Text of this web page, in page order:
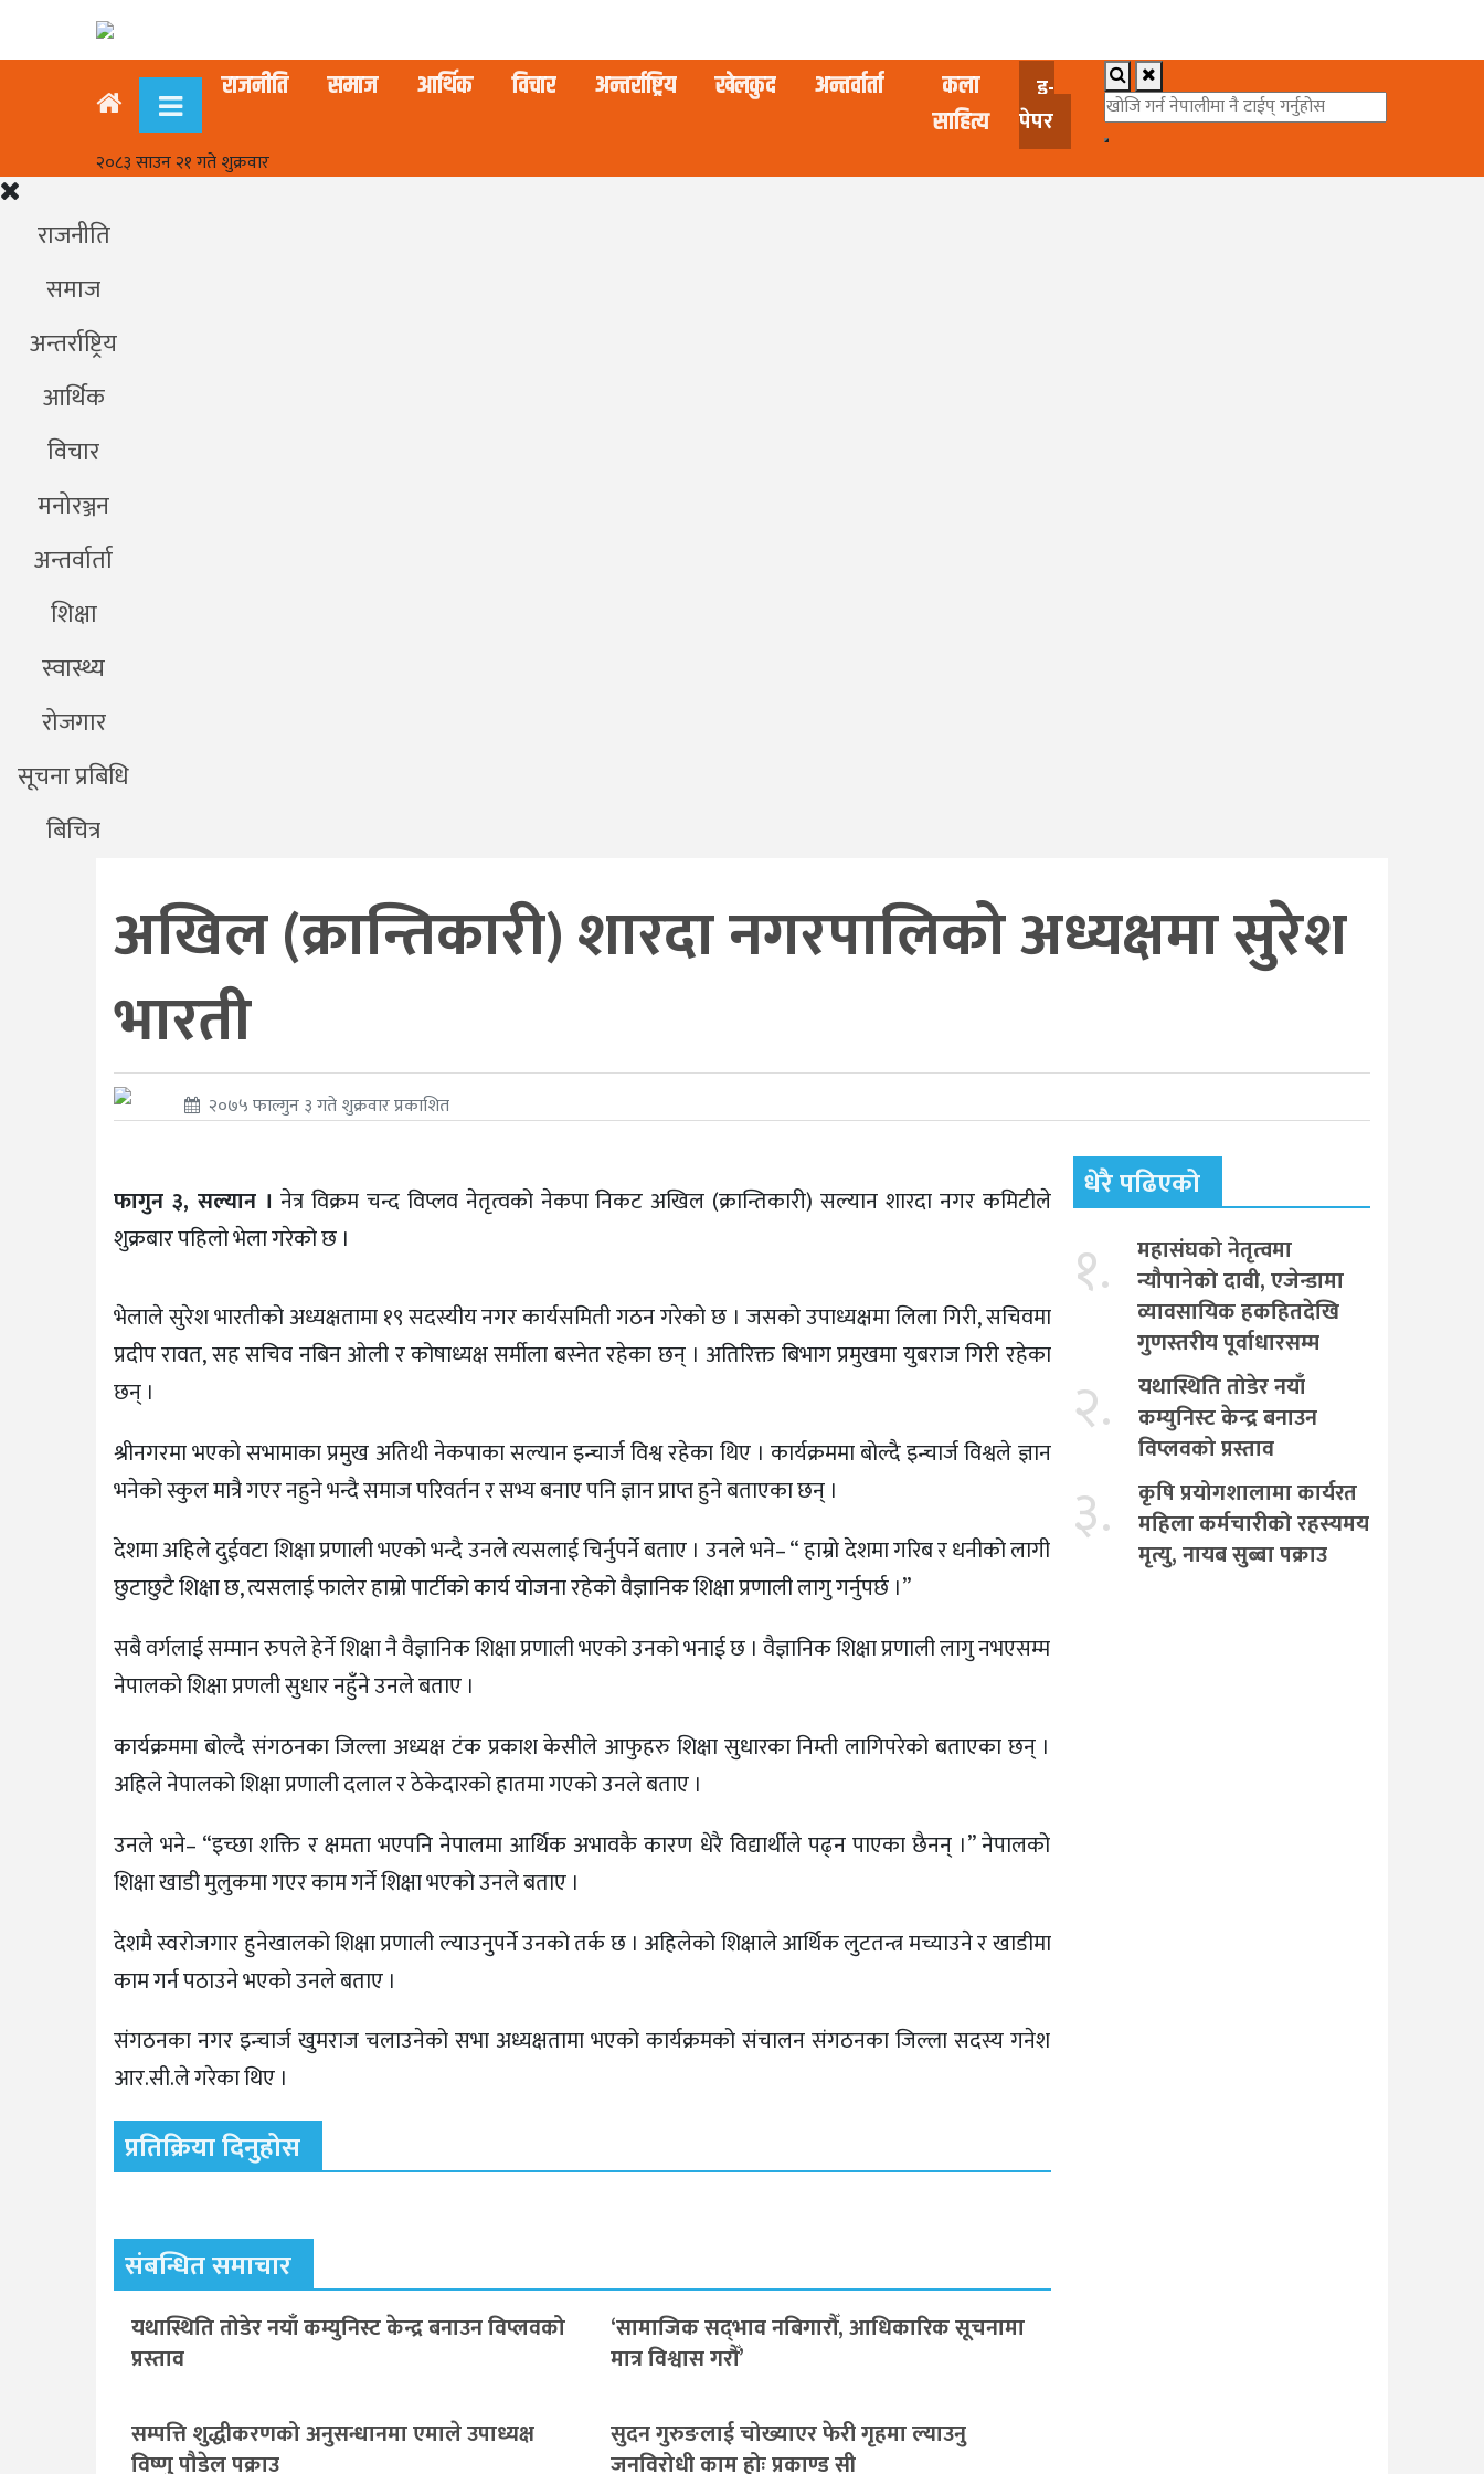
राजनीति समाज आर्थिक विचार अन्तर्राष्ट्रिय खेलकुद अन्तर्वार्ता
कला
साहित्य
इ-
पेपर
२०८३ साउन २१ गते शुक्रवार
राजनीति
समाज
अन्तर्राष्ट्रिय
आर्थिक
विचार
मनोरञ्जन
अन्तर्वार्ता
शिक्षा
स्वास्थ्य
रोजगार
सूचना प्रबिधि
बिचित्र
अखिल (क्रान्तिकारी) शारदा नगरपालिको अध्यक्षमा सुरेश
भारती
२०७५ फाल्गुन ३ गते शुक्रवार प्रकाशित
फागुन ३, सल्यान । नेत्र विक्रम चन्द विप्लव नेतृत्वको नेकपा निकट अखिल (क्रान्तिकारी) सल्यान शारदा नगर कमिटीले
शुक्रबार पहिलो भेला गरेको छ ।
भेलाले सुरेश भारतीको अध्यक्षतामा १९ सदस्यीय नगर कार्यसमिती गठन गरेको छ । जसको उपाध्यक्षमा लिला गिरी, सचिवमा
प्रदीप रावत, सह सचिव नबिन ओली र कोषाध्यक्ष सर्मीला बस्नेत रहेका छन् । अतिरिक्त बिभाग प्रमुखमा युबराज गिरी रहेका
छन् ।
श्रीनगरमा भएको सभामाका प्रमुख अतिथी नेकपाका सल्यान इन्चार्ज विश्व रहेका थिए । कार्यक्रममा बोल्दै इन्चार्ज विश्वले ज्ञान
भनेको स्कुल मात्रै गएर नहुने भन्दै समाज परिवर्तन र सभ्य बनाए पनि ज्ञान प्राप्त हुने बताएका छन् ।
देशमा अहिले दुईवटा शिक्षा प्रणाली भएको भन्दै उनले त्यसलाई चिर्नुपर्ने बताए । उनले भने– “ हाम्रो देशमा गरिब र धनीको लागी
छुटाछुटै शिक्षा छ, त्यसलाई फालेर हाम्रो पार्टीको कार्य योजना रहेको वैज्ञानिक शिक्षा प्रणाली लागु गर्नुपर्छ ।”
सबै वर्गलाई सम्मान रुपले हेर्ने शिक्षा नै वैज्ञानिक शिक्षा प्रणाली भएको उनको भनाई छ । वैज्ञानिक शिक्षा प्रणाली लागु नभएसम्म
नेपालको शिक्षा प्रणली सुधार नहुँने उनले बताए ।
कार्यक्रममा बोल्दै संगठनका जिल्ला अध्यक्ष टंक प्रकाश केसीले आफुहरु शिक्षा सुधारका निम्ती लागिपरेको बताएका छन् ।
अहिले नेपालको शिक्षा प्रणाली दलाल र ठेकेदारको हातमा गएको उनले बताए ।
उनले भने– “इच्छा शक्ति र क्षमता भएपनि नेपालमा आर्थिक अभावकै कारण धेरै विद्यार्थीले पढ्न पाएका छैनन् ।” नेपालको
शिक्षा खाडी मुलुकमा गएर काम गर्ने शिक्षा भएको उनले बताए ।
देशमै स्वरोजगार हुनेखालको शिक्षा प्रणाली ल्याउनुपर्ने उनको तर्क छ । अहिलेको शिक्षाले आर्थिक लुटतन्त्र मच्याउने र खाडीमा
काम गर्न पठाउने भएको उनले बताए ।
संगठनका नगर इन्चार्ज खुमराज चलाउनेको सभा अध्यक्षतामा भएको कार्यक्रमको संचालन संगठनका जिल्ला सदस्य गनेश
आर.सी.ले गरेका थिए ।
प्रतिक्रिया दिनुहोस
संबन्धित समाचार
यथास्थिति तोडेर नयाँ कम्युनिस्ट केन्द्र बनाउन विप्लवको
प्रस्ताव
‘सामाजिक सद्‌भाव नबिगारौँ, आधिकारिक सूचनामा
मात्र विश्वास गरौँ’
सम्पत्ति शुद्धीकरणको अनुसन्धानमा एमाले उपाध्यक्ष
विष्णु पौडेल पक्राउ
सुदन गुरुङलाई चोख्याएर फेरी गृहमा ल्याउनु
जनविरोधी काम होः प्रकाण्ड सी
धेरै पढिएको
१.
महासंघको नेतृत्वमा
न्यौपानेको दावी, एजेन्डामा
व्यावसायिक हकहितदेखि
गुणस्तरीय पूर्वाधारसम्म
२.
यथास्थिति तोडेर नयाँ
कम्युनिस्ट केन्द्र बनाउन
विप्लवको प्रस्ताव
३.
कृषि प्रयोगशालामा कार्यरत
महिला कर्मचारीको रहस्यमय
मृत्यु, नायब सुब्बा पक्राउ